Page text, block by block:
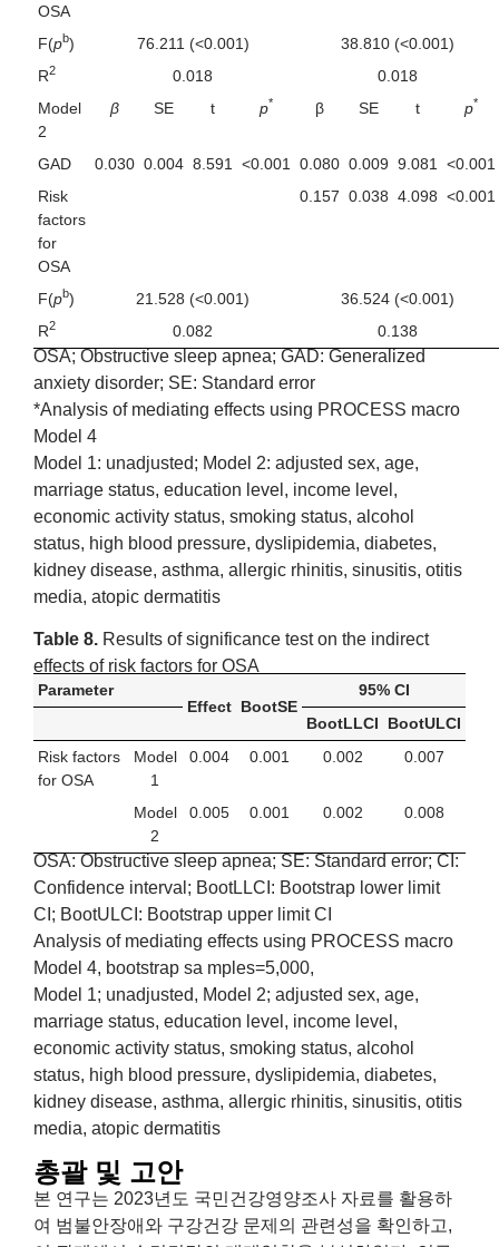
OSA
F(pb) 76.211 (<0.001)
38.810 (<0.001)
R2 0.018
0.018
Model
2
β SE t p* β SE t p*
GAD 0.030 0.004 8.591 <0.001 0.080 0.009 9.081
<0.001
Risk
factors
for
OSA
0.157 0.038 4.098 <0.001
F(pb) 21.528 (<0.001)
36.524 (<0.001)
R2 0.082 0.138
OSA; Obstructive sleep apnea; GAD: Generalized
anxiety disorder; SE: Standard error
*Analysis of mediating effects using PROCESS macro
Model 4
Model 1: unadjusted; Model 2: adjusted sex, age,
marriage status, education level, income level,
economic activity status, smoking status, alcohol
status, high blood pressure, dyslipidemia, diabetes,
kidney disease, asthma, allergic rhinitis, sinusitis, otitis
media, atopic dermatitis
Table 8. Results of significance test on the indirect
effects of risk factors for OSA
Parameter
Effect BootSE
95% CI
BootLLCI
BootULCI
Risk factors
for OSA
Model
1
0.004 0.001 0.002 0.007
Model
2
0.005 0.001 0.002 0.008
OSA: Obstructive sleep apnea; SE: Standard error; CI:
Confidence interval; BootLLCI: Bootstrap lower limit
CI; BootULCI: Bootstrap upper limit CI
Analysis of mediating effects using PROCESS macro
Model 4, bootstrap sa mples=5,000,
Model 1; unadjusted, Model 2; adjusted sex, age,
marriage status, education level, income level,
economic activity status, smoking status, alcohol
status, high blood pressure, dyslipidemia, diabetes,
kidney disease, asthma, allergic rhinitis, sinusitis, otitis
media, atopic dermatitis
총괄 및 고안
본 연구는 2023년도 국민건강영양조사 자료를 활용하
여 범불안장애와 구강건강 문제의 관련성을 확인하고,